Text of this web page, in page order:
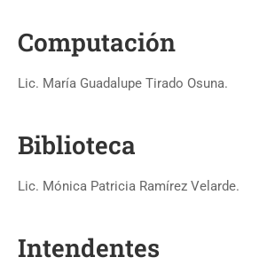
Computación
Lic. María Guadalupe Tirado Osuna.
Biblioteca
Lic. Mónica Patricia Ramírez Velarde.
Intendentes